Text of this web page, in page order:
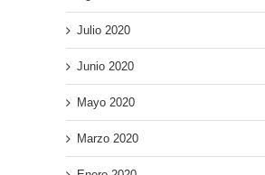
Julio 2020
Junio 2020
Mayo 2020
Marzo 2020